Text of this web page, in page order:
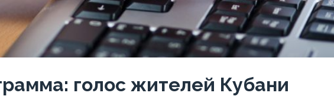
голос жителей Кубани